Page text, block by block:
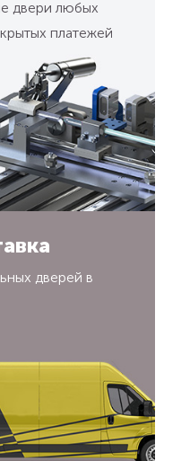
двери любых
платежей
дверей в